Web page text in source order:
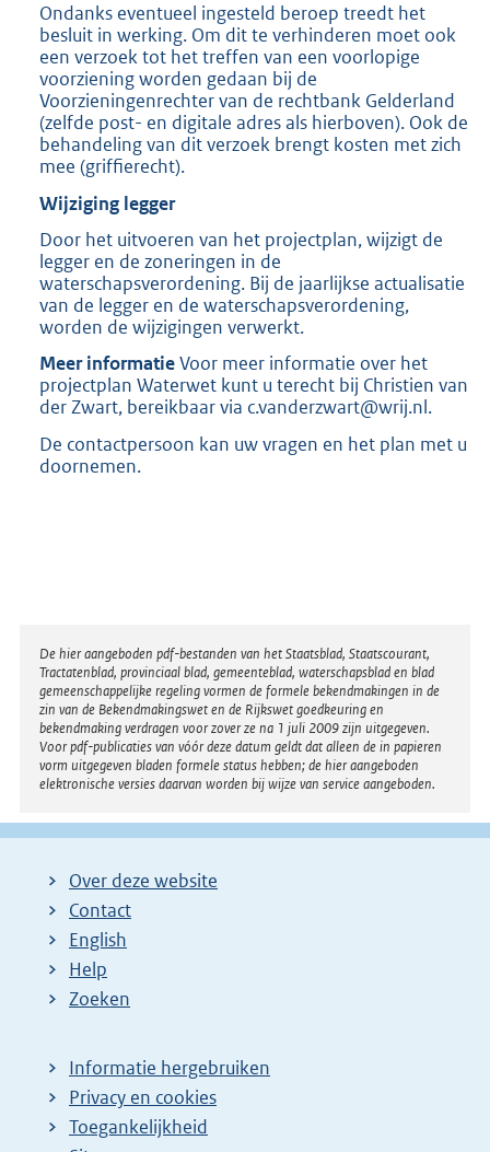
Ondanks eventueel ingesteld beroep treedt het
besluit in werking. Om dit te verhinderen moet ook
een verzoek tot het treffen van een voorlopige
voorziening worden gedaan bij de
Voorzieningenrechter van de rechtbank Gelderland
(zelfde post- en digitale adres als hierboven). Ook de
behandeling van dit verzoek brengt kosten met zich
mee (griffierecht).
Wijziging legger
Door het uitvoeren van het projectplan, wijzigt de
legger en de zoneringen in de
waterschapsverordening. Bij de jaarlijkse actualisatie
van de legger en de waterschapsverordening,
worden de wijzigingen verwerkt.
Meer informatieVoor meer informatie over het
projectplan Waterwet kunt u terecht bij Christien van
der Zwart, bereikbaar via c.vanderzwart@wrij.nl.
De contactpersoon kan uw vragen en het plan met u
doornemen.
Disclaimer
De hier aangeboden pdf-bestanden van het Staatsblad, Staatscourant,
Tractatenblad, provinciaal blad, gemeenteblad, waterschapsblad en blad
gemeenschappelijke regeling vormen de formele bekendmakingen in de
zin van de Bekendmakingswet en de Rijkswet goedkeuring en
bekendmaking verdragen voor zover ze na 1 juli 2009 zijn uitgegeven.
Voor pdf-publicaties van vóór deze datum geldt dat alleen de in papieren
vorm uitgegeven bladen formele status hebben; de hier aangeboden
elektronische versies daarvan worden bij wijze van service aangeboden.
Over deze website
Contact
English
Help
Zoeken
Informatie hergebruiken
Privacy en cookies
Toegankelijkheid